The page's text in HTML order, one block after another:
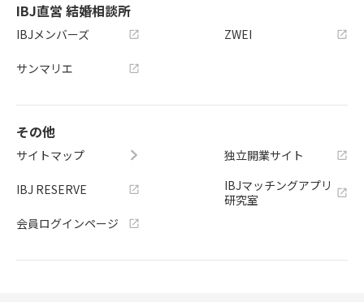
IBJ直営 結婚相談所
IBJメンバーズ
サンマリエ
ZWEI
その他
サイトマップ
IBJ RESERVE
会員ログインページ
独立開業サイト
IBJマッチングアプリ
研究室